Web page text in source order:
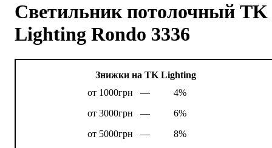
Светильник потолочный TK
Lighting Rondo 3336
Знижки на TK Lighting
от 1000грн —
4%
от 3000грн —
6%
от 5000грн —
8%